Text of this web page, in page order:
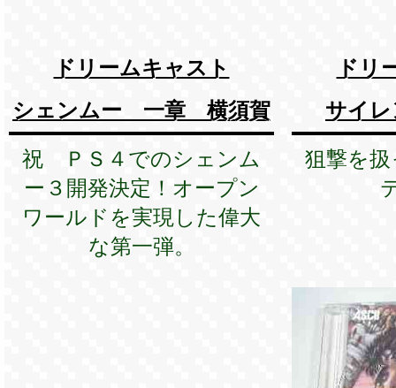
ドリームキャスト
シェンムー 一章 横須賀
祝 ＰＳ４でのシェンム
ー３開発決定！オープン
ワールドを実現した偉大
な第一弾。
ドリ
サイ
狙撃を